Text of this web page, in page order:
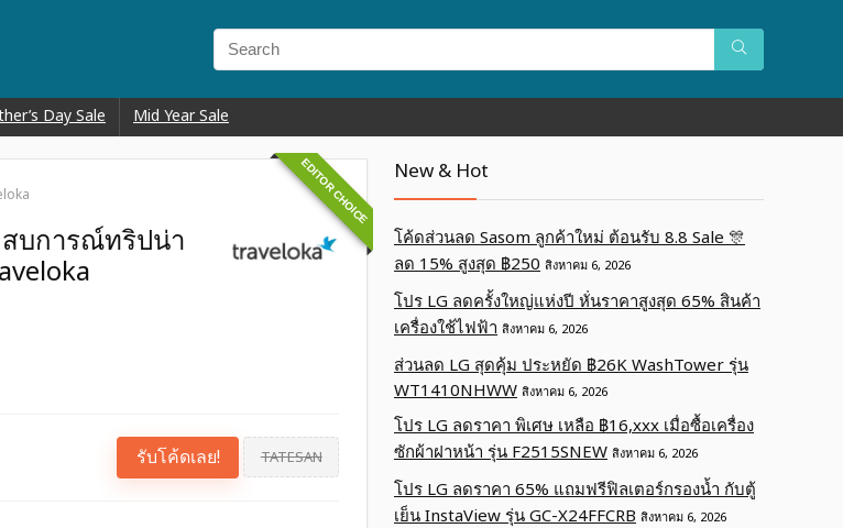
Day Sale Mid Year Sale
EDITOR CHOICE
สบการณ์ทริปน่า
รับโค้ดเลย! TATESAN
New & Hot
โค้ดส่วนลด Sasom ลูกค้าใหม่ ต้อนรับ 8.8 Sale 🎊
ลด 15% สูงสุด ฿250 สิงหาคม 6, 2026
โปร LG ลดครั้งใหญ่แห่งปี หั่นราคาสูงสุด 65% สินค้า
เครื่องใช้ไฟฟ้า สิงหาคม 6, 2026
ส่วนลด LG สุดคุ้ม ประหยัด ฿26K WashTower รุ่น
WT1410NHWW สิงหาคม 6, 2026
โปร LG ลดราคา พิเศษ เหลือ ฿16,xxx เมื่อซื้อเครื่อง
ซักผ้าฝาหน้า รุ่น F2515SNEW สิงหาคม 6, 2026
โปร LG ลดราคา 65% แถมฟรีฟิลเตอร์กรองน้ำ กับตู้
เย็น InstaView รุ่น GC-X24FFCRB สิงหาคม 6, 2026